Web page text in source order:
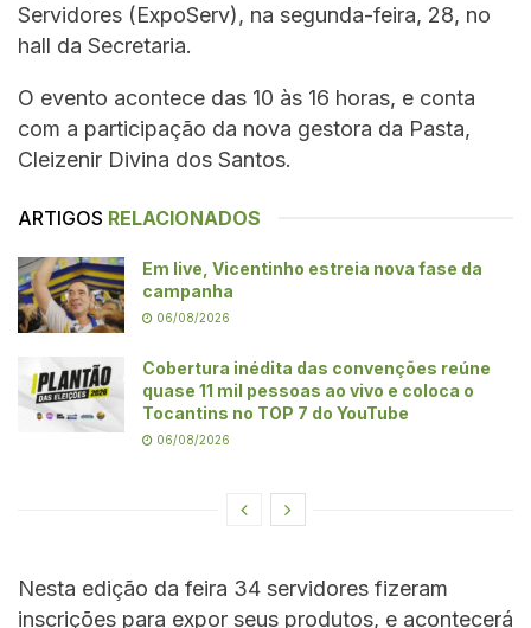
Servidores (ExpoServ), na segunda-feira, 28, no
hall da Secretaria.
O evento acontece das 10 às 16 horas, e conta
com a participação da nova gestora da Pasta,
Cleizenir Divina dos Santos.
ARTIGOS RELACIONADOS
Em live, Vicentinho estreia nova fase da
campanha
06/08/2026
Cobertura inédita das convenções reúne
quase 11 mil pessoas ao vivo e coloca o
Tocantins no TOP 7 do YouTube
06/08/2026
Nesta edição da feira 34 servidores fizeram
inscrições para expor seus produtos, e acontecerá